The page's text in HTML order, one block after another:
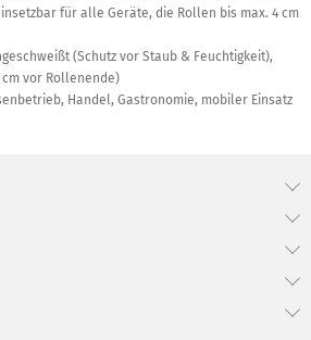
für alle Geräte, die Rollen bis max. 4 cm
(Schutz vor Staub & Feuchtigkeit),
vor Rollenende)
Handel, Gastronomie, mobiler Einsatz